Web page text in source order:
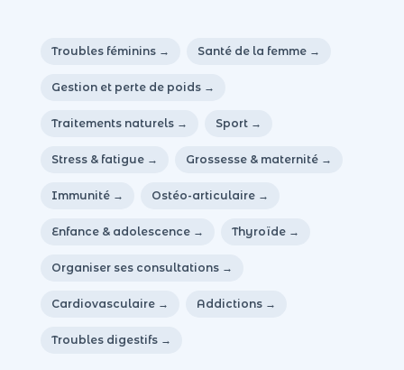
Troubles féminins → Santé de la femme →
Gestion et perte de poids →
Traitements naturels → Sport →
Stress & fatigue → Grossesse & maternité →
Immunité → Ostéo-articulaire →
Enfance & adolescence → Thyroïde →
Organiser ses consultations →
Cardiovasculaire → Addictions →
Troubles digestifs →